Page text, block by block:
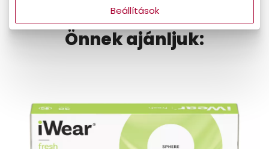
Önnek ajánljuk:
Beállítások